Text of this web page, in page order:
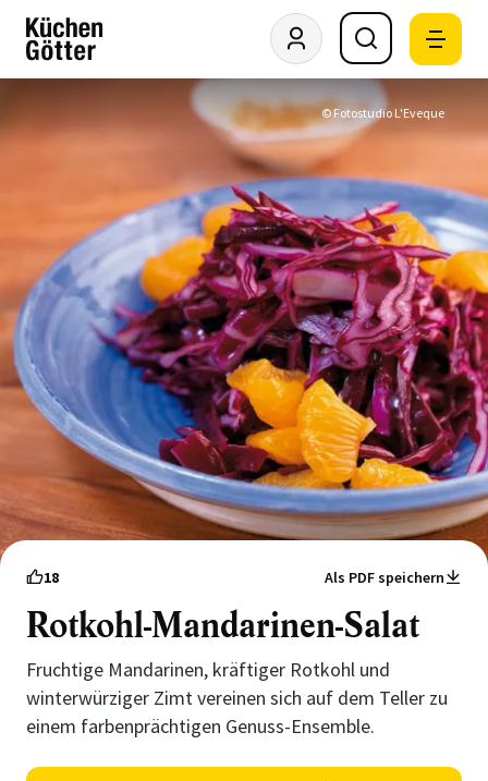
© Fotostudio L'Eveque
18 Als PDF speichern
Rotkohl-Mandarinen-Salat
Fruchtige Mandarinen, kräftiger Rotkohl und
winterwürziger Zimt vereinen sich auf dem Teller zu
einem farbenprächtigen Genuss-Ensemble.